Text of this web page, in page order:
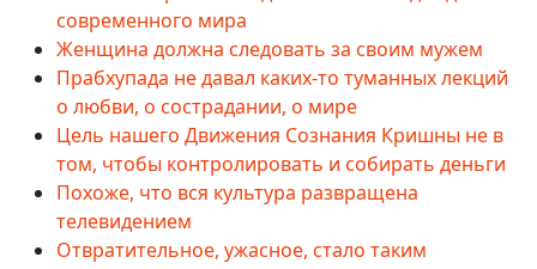
современного мира
Женщина должна следовать за своим мужем
Прабхупада не давал каких-то туманных лекций
о любви, о сострадании, о мире
Цель нашего Движения Сознания Кришны не в
том, чтобы контролировать и собирать деньги
Похоже, что вся культура развращена
телевидением
Отвратительное, ужасное, стало таким